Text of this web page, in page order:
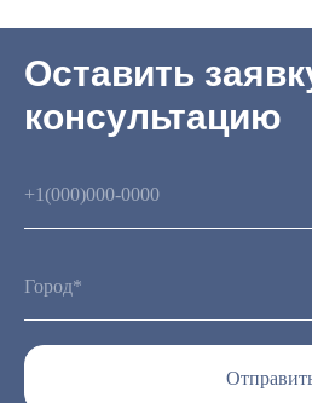
Оставить
консультацию